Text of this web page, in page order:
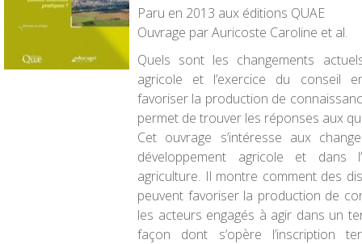
Paru en 2013 aux éditions QUAE
Ouvrage par Auricoste Caroline et al.
Quels sont les changements
agricole et l’exercice du conseil
favoriser la production de
permet de trouver les réponses aux
Cet ouvrage s’intéresse aux
développement agricole et dans
agriculture. Il montre comment des
peuvent favoriser la production de
les acteurs engagés à agir dans un
façon dont s’opère l’inscription